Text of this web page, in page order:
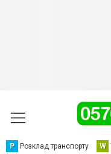
Р Розклад транспорту W